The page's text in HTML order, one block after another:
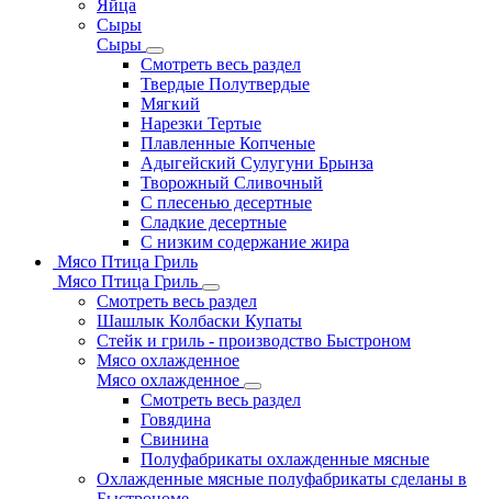
Яйца
Сыры
Сыры
Смотреть весь раздел
Твердые Полутвердые
Мягкий
Нарезки Тертые
Плавленные Копченые
Адыгейский Сулугуни Брынза
Творожный Сливочный
С плесенью десертные
Сладкие десертные
С низким содержание жира
Мясо Птица Гриль
Мясо Птица Гриль
Смотреть весь раздел
Шашлык Колбаски Купаты
Стейк и гриль - производство Быстроном
Мясо охлажденное
Мясо охлажденное
Смотреть весь раздел
Говядина
Свинина
Полуфабрикаты охлажденные мясные
Охлажденные мясные полуфабрикаты сделаны в